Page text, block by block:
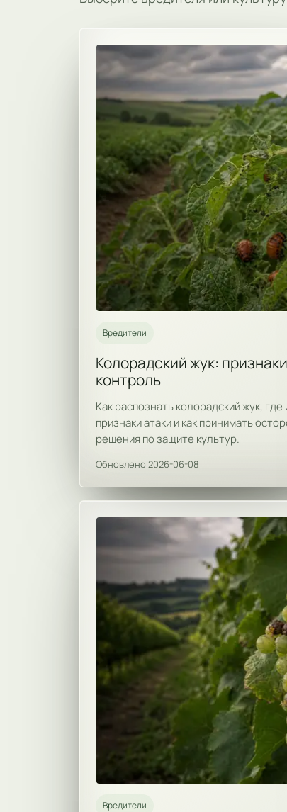
Вредители
Колорадский жук:
контроль
Как распознать колорадский жук, где
признаки атаки и как принимать
решения по защите культур.
Обновлено 2026-06-08
Вредители